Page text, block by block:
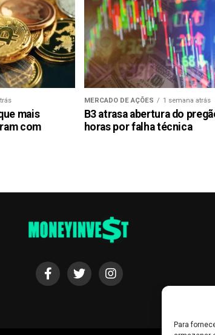
Para
mais
com
MERCADO DE AÇÕES 1 semana atrás
B3 atrasa abertura do
horas por falha técnica